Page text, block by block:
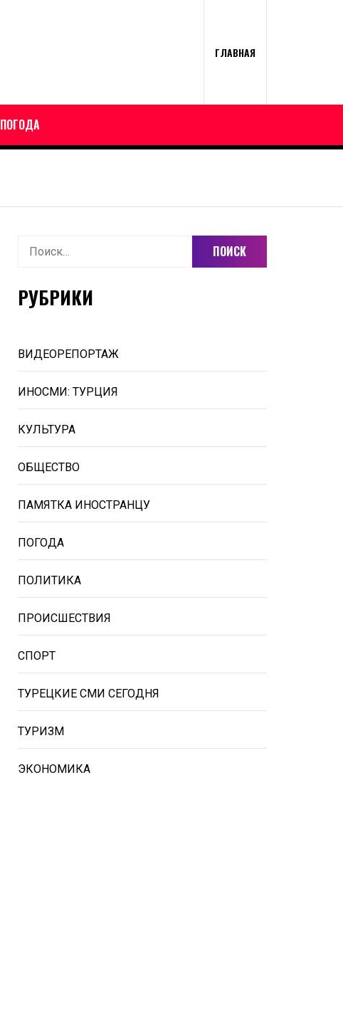
ГЛАВНАЯ
ПОГОДА
Найти:
РУБРИКИ
ВИДЕОРЕПОРТАЖ
ИНОСМИ: ТУРЦИЯ
КУЛЬТУРА
ОБЩЕСТВО
ПАМЯТКА ИНОСТРАНЦУ
ПОГОДА
ПОЛИТИКА
ПРОИСШЕСТВИЯ
СПОРТ
ТУРЕЦКИЕ СМИ СЕГОДНЯ
ТУРИЗМ
ЭКОНОМИКА